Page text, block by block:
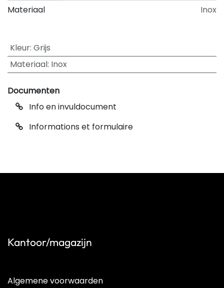
Materiaal
Inox
Kleur: Grijs
Materiaal: Inox
Documenten
Info en invuldocument
Informations et formulaire
Kantoor/magazijn
Algemene voorwaarden